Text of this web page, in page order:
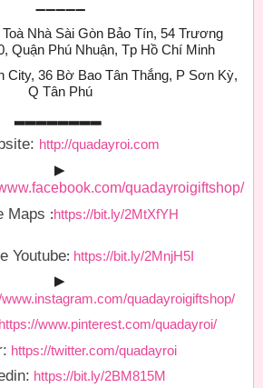
➖➖➖➖➖
Nhà Sài Gòn Bảo Tín, 54 Trương
Quận Phú Nhuận, Tp Hồ Chí Minh
City, 36 Bờ Bao Tân Thắng, P Sơn Kỳ,
Q Tân Phú
http://quadayroi.com
▶
quadayroigiftshop/
Maps :https://bit.ly/2MtXfYH
Youtube: https://bit.ly/2MnjH5I
▶
quadayroigiftshop/
https://www.pinterest.com/quadayroi/
https://twitter.com/quadayroi
https://bit.ly/2BM815M